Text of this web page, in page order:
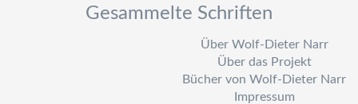
Gesammelte Schriften
Über Wolf-Dieter Narr
Über das Projekt
Bücher von Wolf-Dieter Narr
Impressum